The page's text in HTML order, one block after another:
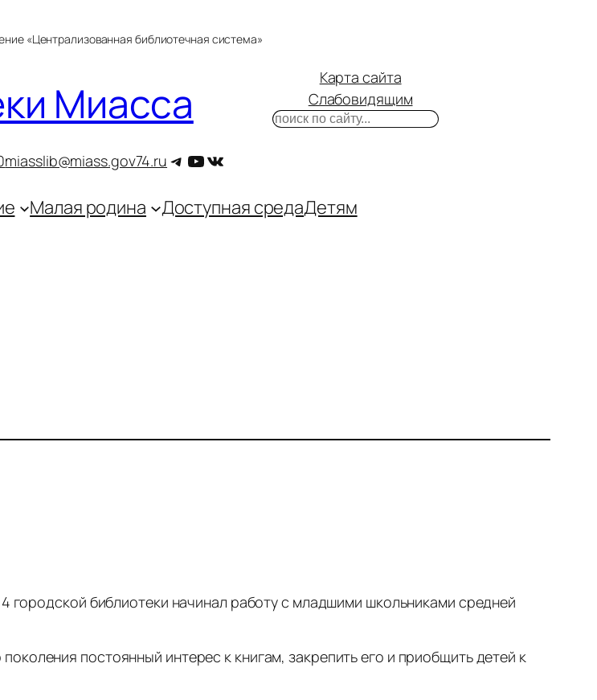
«Централизованная библиотечная система»
Миасса
miasslib@miass.gov74.ru Telegram
YouTube
ВКонтакте
Карта сайта
Слабовидящим
Поиск
Малая родина Доступная средаДетям
городской библиотеки начинал работу с младшими школьниками средней
постоянный интерес к книгам, закрепить его и приобщить детей к